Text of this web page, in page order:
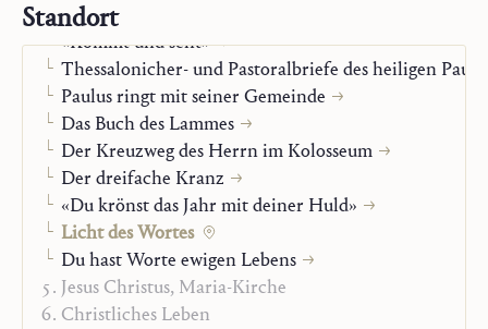
Zu den drei Lesungen für alle Sonn- und Festtage, die
auch in einem Schriftstellen-Index aufgelistet sind,
werden Leitgedanken vorgelegt, die den in jedem Text
liegenden Gehalt verdeutlichen und die allen drei
Lesungen gemeinsamen Motive aufzeigen. Knapp und
ohne Zierat werden diese Leitgedanken und ihre
inneren Zusammenhänge herausgestellt. Balthasar war
ein großer Kenner der Heiligen Schrift. Er war ein
Meister des Wortes, weil er zeitlebens auch ein «Hörer
des Wortes» war.
Standort
Weihnacht und Anbetung
«Kommt und seht»
Thessalonicher- und Pastoralbriefe des heiligen
Paulus ringt mit seiner Gemeinde
Das Buch des Lammes
Der Kreuzweg des Herrn im Kolosseum
Der dreifache Kranz
«Du krönst das Jahr mit deiner Huld»
Licht des Wortes
Du hast Worte ewigen Lebens
Jesus Christus, Maria-Kirche
Christliches Leben